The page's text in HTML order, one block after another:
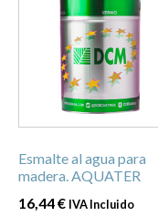
Esmalte al agua para
madera. AQUATER
16,44€ IVA Incluido
múltiples
variantes.
opciones
pueden
elegir
en